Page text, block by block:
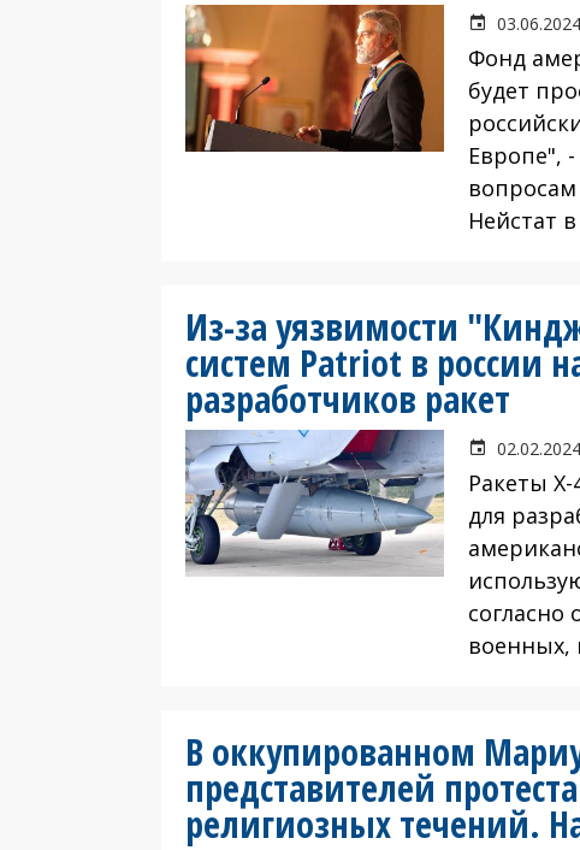
03.06.2024
Фонд
будет
Европе",
Нейстат
Из-за уязвимости
систем Patriot в россии
разработчиков ракет
02.02.2024
Ракеты
для
согласно
военных,
В оккупированном
представителей
религиозных течений.